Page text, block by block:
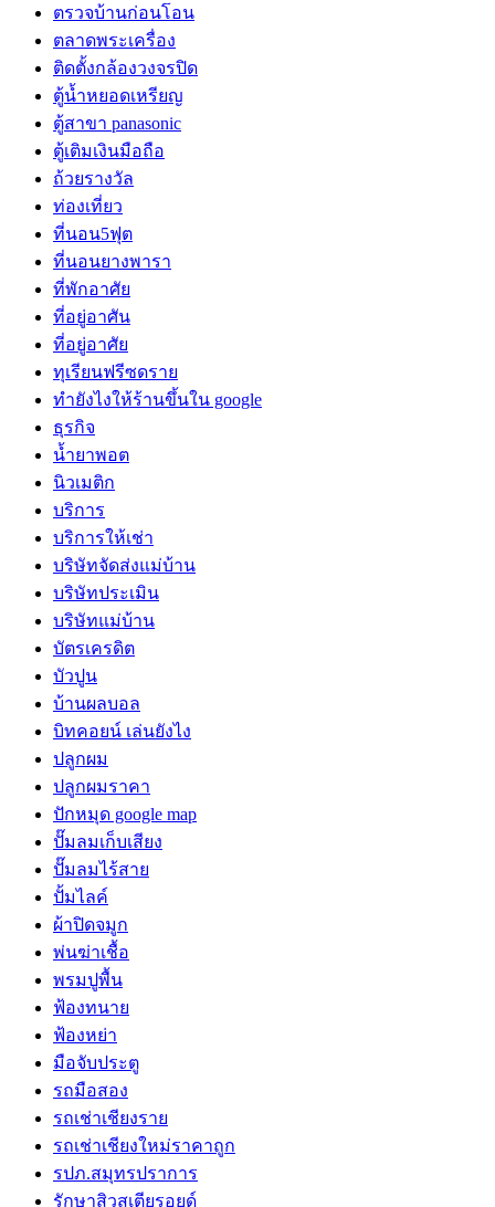
ตรวจบ้านก่อนโอน
ตลาดพระเครื่อง
ติดตั้งกล้องวงจรปิด
ตู้น้ำหยอดเหรียญ
ตู้สาขา panasonic
ตู้เติมเงินมือถือ
ถ้วยรางวัล
ท่องเที่ยว
ที่นอน5ฟุต
ที่นอนยางพารา
ที่พักอาศัย
ที่อยู่อาศัน
ที่อยู่อาศัย
ทุเรียนฟรีซดราย
ทํายังไงให้ร้านขึ้นใน google
ธุรกิจ
น้ำยาพอต
นิวเมติก
บริการ
บริการให้เช่า
บริษัทจัดส่งแม่บ้าน
บริษัทประเมิน
บริษัทแม่บ้าน
บัตรเครดิต
บัวปูน
บ้านผลบอล
บิทคอยน์ เล่นยังไง
ปลูกผม
ปลูกผมราคา
ปักหมุด google map
ปั๊มลมเก็บเสียง
ปั๊มลมไร้สาย
ปั้มไลค์
ผ้าปิดจมูก
พ่นฆ่าเชื้อ
พรมปูพื้น
ฟ้องทนาย
ฟ้องหย่า
มือจับประตู
รถมือสอง
รถเช่าเชียงราย
รถเช่าเชียงใหม่ราคาถูก
รปภ.สมุทรปราการ
รักษาสิวสเตียรอยด์